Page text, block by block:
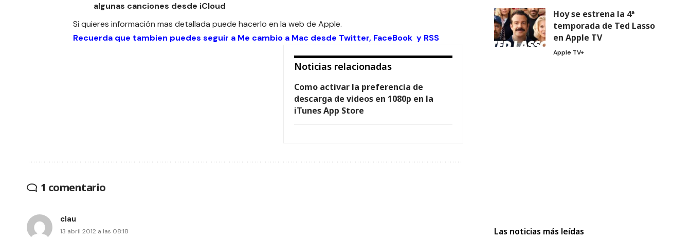
algunas canciones desde iCloud
Si quieres información mas detallada puede hacerlo en la web de Apple.
Recuerda que tambien puedes seguir a Me cambio a Mac desde Twitter, FaceBook y RSS
Noticias relacionadas
Como activar la preferencia de
descarga de videos en 1080p en la
iTunes App Store
1 comentario
clau
13 abril 2012 a las 08:18
Hoy se estrena la 4ª
temporada de Ted Lasso
en Apple TV
Apple TV+
Las noticias más leídas